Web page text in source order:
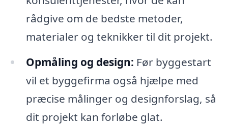
rådgive om de bedste metoder,
materialer og teknikker til dit projekt.
Opmåling og design: Før byggestart
vil et byggefirma også hjælpe med
præcise målinger og designforslag, så
dit projekt kan forløbe glat.